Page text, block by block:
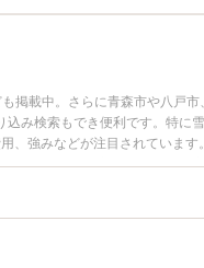
掲載中。さらに青森市や八戸
み検索もでき便利です。特に
、強みなどが注目されていま
索したい』『初回相談無料で